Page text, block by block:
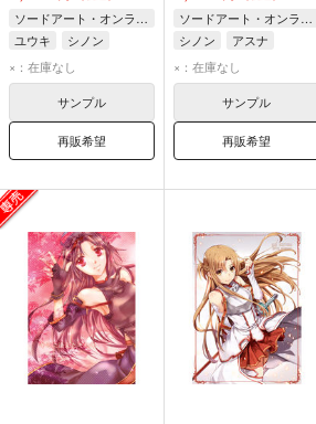
ソードアート・オンライン
ユウキ
シノン
アスナ
×：在庫なし
サンプル
再販希望
ソードアート・オンライン
シノン
アスナ
ユウキ
×：在庫なし
サンプル
再販希望